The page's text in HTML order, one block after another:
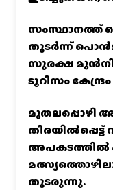
സംസ്ഥാനത്ത്
തുടർന്ന്
സുരക്ഷ
ടൂറിസം
മുതലപ്പൊഴി
അപകടത്തിൽ
തുടരുന്നു.